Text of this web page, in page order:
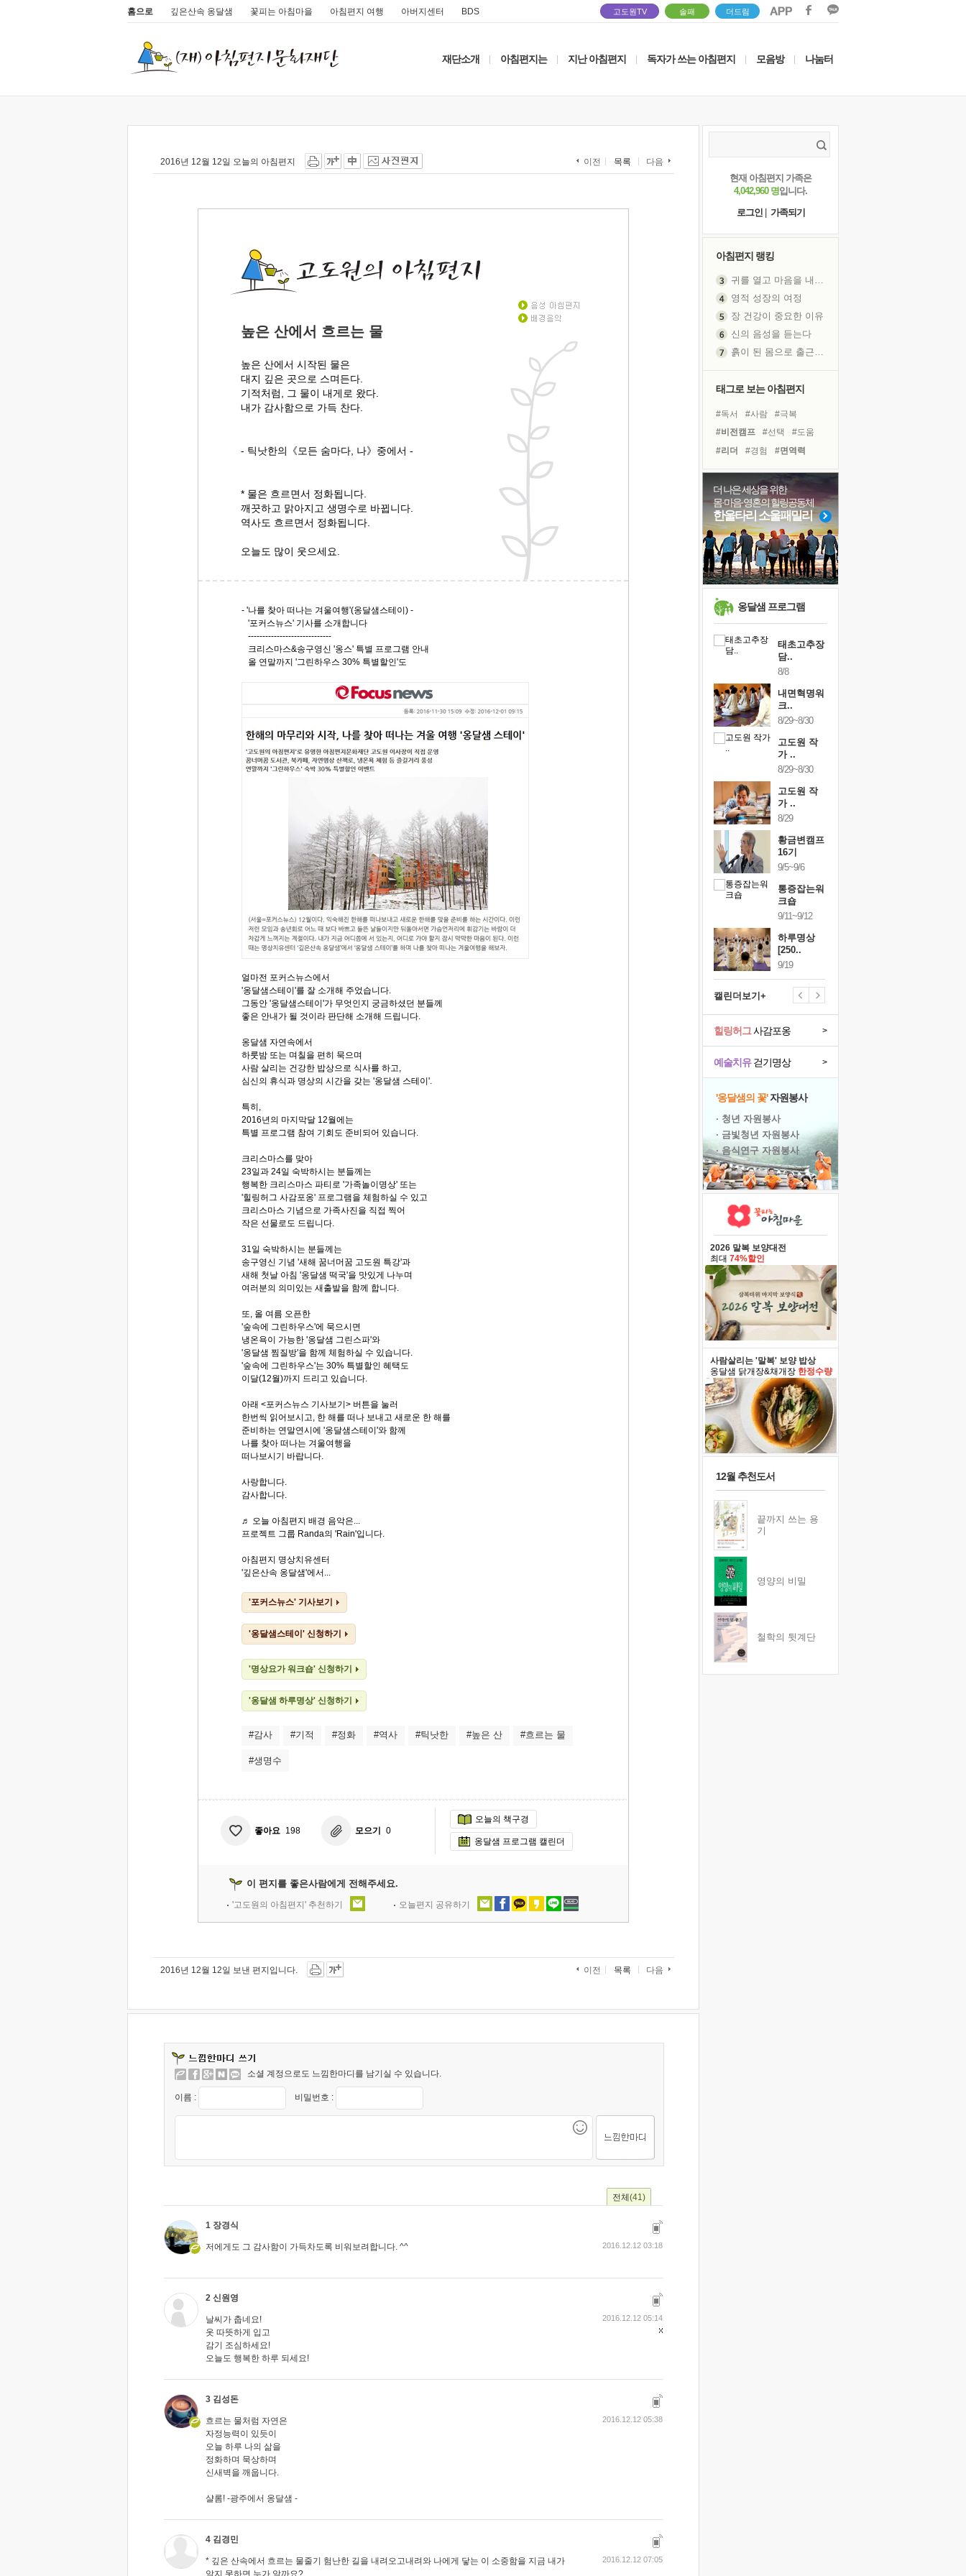
홈으로 깊은산속 옹달샘 꽃피는 아침마을 아침편지 여행 아버지센터 BDS 고도원TV 솔패 더드림
재단소개 아침편지는 지난 아침편지 독자가 쓰는 아침편지 모음방 나눔터
2016년 12월 12일 오늘의 아침편지 이전 목록 다음
높은 산에서 흐르는 물
높은 산에서 시작된 물은
대지 깊은 곳으로 스며든다.
기적처럼, 그 물이 내게로 왔다.
내가 감사함으로 가득 찬다.
- 틱낫한의《모든 숨마다, 나》중에서 -
* 물은 흐르면서 정화됩니다.
깨끗하고 맑아지고 생명수로 바뀝니다.
역사도 흐르면서 정화됩니다.
오늘도 많이 웃으세요.
- '나를 찾아 떠나는 겨울여행'(옹달샘스테이) -
'포커스뉴스' 기사를 소개합니다
-----------------------------
크리스마스&송구영신 '옹스' 특별 프로그램 안내
올 연말까지 '그린하우스 30% 특별할인'도
얼마전 포커스뉴스에서
'옹달샘스테이'를 잘 소개해 주었습니다.
그동안 '옹달샘스테이'가 무엇인지 궁금하셨던 분들께
좋은 안내가 될 것이라 판단해 소개해 드립니다.
옹달샘 자연속에서
하룻밤 또는 며칠을 편히 묵으며
사람 살리는 건강한 밥상으로 식사를 하고,
심신의 휴식과 명상의 시간을 갖는 '옹달샘 스테이'.
특히,
2016년의 마지막달 12월에는
특별 프로그램 참여 기회도 준비되어 있습니다.
크리스마스를 맞아
23일과 24일 숙박하시는 분들께는
행복한 크리스마스 파티로 '가족놀이명상' 또는
'힐링허그 사감포옹' 프로그램을 체험하실 수 있고
크리스마스 기념으로 가족사진을 직접 찍어
작은 선물로도 드립니다.
31일 숙박하시는 분들께는
송구영신 기념 '새해 꿈너머꿈 고도원 특강'과
새해 첫날 아침 '옹달샘 떡국'을 맛있게 나누며
여러분의 의미있는 새출발을 함께 합니다.
또, 올 여름 오픈한
'숲속에 그린하우스'에 묵으시면
냉온욕이 가능한 '옹달샘 그린스파'와
'옹달샘 찜질방'을 함께 체험하실 수 있습니다.
'숲속에 그린하우스'는 30% 특별할인 혜택도
이달(12월)까지 드리고 있습니다.
아래 <포커스뉴스 기사보기> 버튼을 눌러
한번씩 읽어보시고, 한 해를 떠나 보내고 새로운 한 해를
준비하는 연말연시에 '옹달샘스테이'와 함께
나를 찾아 떠나는 겨울여행을
떠나보시기 바랍니다.
사랑합니다.
감사합니다.
♬ 오늘 아침편지 배경 음악은...
프로젝트 그룹 Randa의 'Rain'입니다.
아침편지 명상치유센터
'깊은산속 옹달샘'에서...
'포커스뉴스' 기사보기
'옹달샘스테이' 신청하기
'명상요가 워크숍' 신청하기
'옹달샘 하루명상' 신청하기
#감사 #기적 #정화 #역사 #틱낫한 #높은 산 #흐르는 물
#생명수
좋아요 198 모으기 0
오늘의 책구경
옹달샘 프로그램 캘린더
이 편지를 좋은사람에게 전해주세요.
'고도원의 아침편지' 추천하기 오늘편지 공유하기
2016년 12월 12일 보낸 편지입니다. 이전 목록 다음
소셜 계정으로도 느낌한마디를 남기실 수 있습니다.
이름 : 비밀번호 :
전체 (41)
1 장경식
저에게도 그 감사함이 가득차도록 비워보려합니다. ^^ 2016.12.12 03:18
2 신원영
날씨가 춥네요!
옷 따뜻하게 입고
감기 조심하세요!
오늘도 행복한 하루 되세요!
2016.12.12 05:14
3 김성돈
흐르는 물처럼 자연은
자정능력이 있듯이
오늘 하루 나의 삶을
정화하며 묵상하며
신새벽을 깨웁니다.
샬롬! -광주에서 옹달샘 -
2016.12.12 05:38
4 김경민
* 깊은 산속에서 흐르는 물줄기 험난한 길을 내려오고내려와 나에게 닿는 이 소중함을 지금 내가
알지 못하면 누가 알까요?
2016.12.12 07:05
현재 아침편지 가족은
4,042,960 명입니다.
로그인
가족되기
아침편지 랭킹
영적 성장의 여정
장 건강이 중요한 이유
신의 음성을 듣는다
처음 손을 잡았던 날
꿈이 실제가 되는 것
'말 타는 법'을 먼저
아픈 아버지를 위한 공간 설계
졸업식 사진을 보며
극심한 변비, 어깨결림, 수면 장애
보고 싶은 어머니
마음이 멈춰 버린 곳
유년 시절의 부산 영도 바다
못된 꼰대들
'모른다'는 것
태그로 보는 아침편지
#독서 #사람
#극복
#비전캠프
#선택
#도움
#리더
#경험
#면역력
#나눔
#유튜브
#건강
#링컨학교
#위기
#바이러스
#희망
#친구
#다짐
#삶
#계획
#아이들
더 나은 세상을 위한
몸·마음·영혼의 힐링공동체
한울타리 소울패밀리
옹달샘 프로그램
태초고추장
담..
8/8
내면혁명워
크..
8/29~8/30
고도원 작
가 ..
8/29~8/30
고도원 작
가 ..
8/29
황금변캠프
16기
9/5~9/6
통증잡는워
크숍
9/11~9/12
하루명상
[250..
9/19
캘린더보기+
예술치유걷기명상 >
힐링허그사감포옹 >
'옹달샘의 꽃'자원봉사
· 청년 자원봉사
· 금빛청년 자원봉사
· 음식연구 자원봉사
2026 말복 보양대전
최대 74%할인
사람살리는 '말복' 보양 밥상
옹달샘 닭개장&채개장 한정수량
12월 추천도서
끝까지 쓰는 용
기
영양의 비밀
철학의 뒷계단